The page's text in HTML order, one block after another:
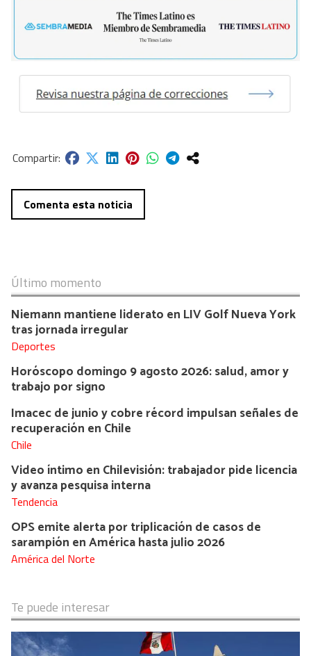
Comenta esta noticia
Último momento
Niemann mantiene liderato en LIV Golf Nueva York
tras jornada irregular
Deportes
Horóscopo domingo 9 agosto 2026: salud, amor y
trabajo por signo
Imacec de junio y cobre récord impulsan señales de
recuperación en Chile
Chile
Video íntimo en Chilevisión: trabajador pide licencia
y avanza pesquisa interna
Tendencia
OPS emite alerta por triplicación de casos de
sarampión en América hasta julio 2026
América del Norte
Te puede interesar